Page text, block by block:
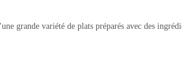
grande variété de plats préparés avec des